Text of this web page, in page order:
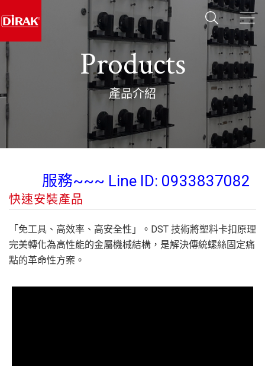
Products
產品介紹
服務~~~ Line ID: 0933837082
業務經理 陳紀翰 Steven Chen 為您
服務~~~ Line ID: 0933837082
快速安裝產品
「免工具、高效率、高安全性」。DST 技術將塑料卡扣原理
完美轉化為高性能的金屬機械結構，是解決傳統螺絲固定痛
點的革命性方案。